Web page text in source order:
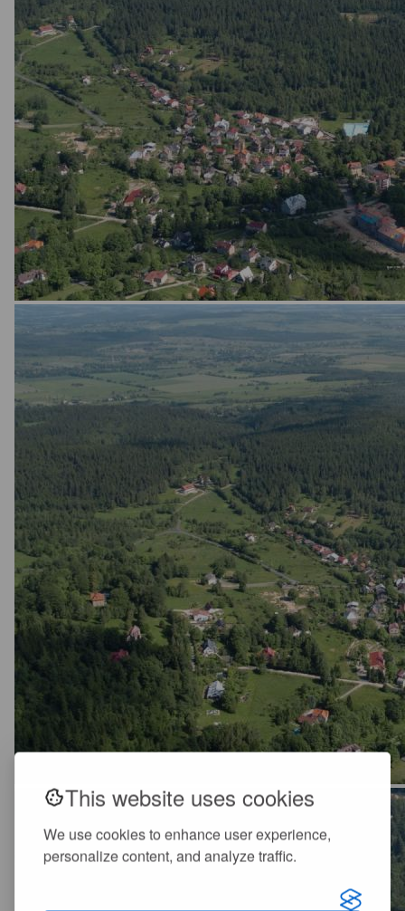
This website uses cookies
We use cookies to enhance user experience,
personalize content, and analyze traffic.